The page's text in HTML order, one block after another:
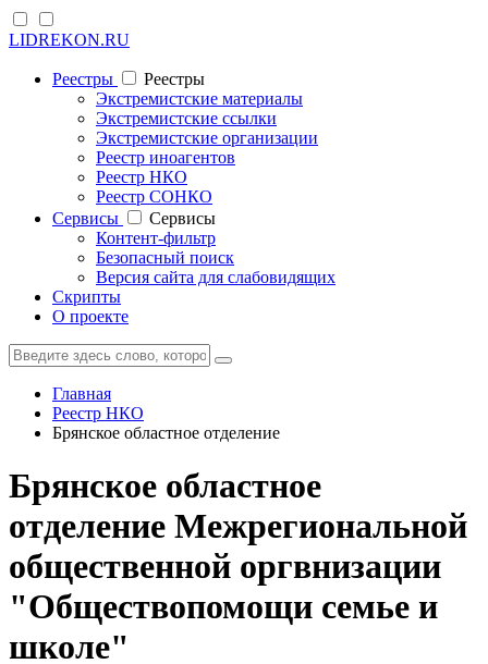
LIDREKON.RU
Реестры
Реестры
Экстремистские материалы
Экстремистские ссылки
Экстремистские организации
Реестр иноагентов
Реестр НКО
Реестр СОНКО
Cервисы
Cервисы
Контент-фильтр
Безопасный поиск
Версия сайта для слабовидящих
Скрипты
О проекте
Главная
Реестр НКО
Брянское областное отделение
Брянское областное
отделение Межрегиональной
общественной оргвнизации
"Обществопомощи семье и
школе"